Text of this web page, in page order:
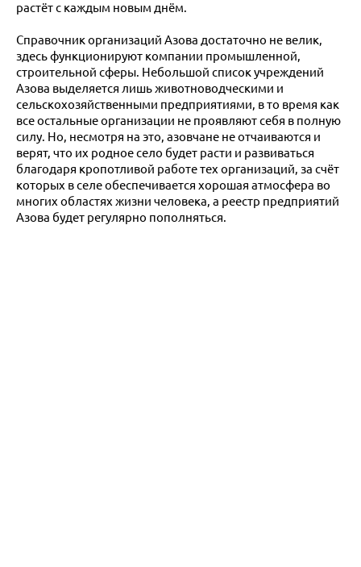
растёт с каждым новым днём.
Справочник организаций Азова достаточно не велик,
здесь функционируют компании промышленной,
строительной сферы. Небольшой список учреждений
Азова выделяется лишь животноводческими и
сельскохозяйственными предприятиями, в то время как
все остальные организации не проявляют себя в полную
силу. Но, несмотря на это, азовчане не отчаиваются и
верят, что их родное село будет расти и развиваться
благодаря кропотливой работе тех организаций, за счёт
которых в селе обеспечивается хорошая атмосфера во
многих областях жизни человека, а реестр предприятий
Азова будет регулярно пополняться.